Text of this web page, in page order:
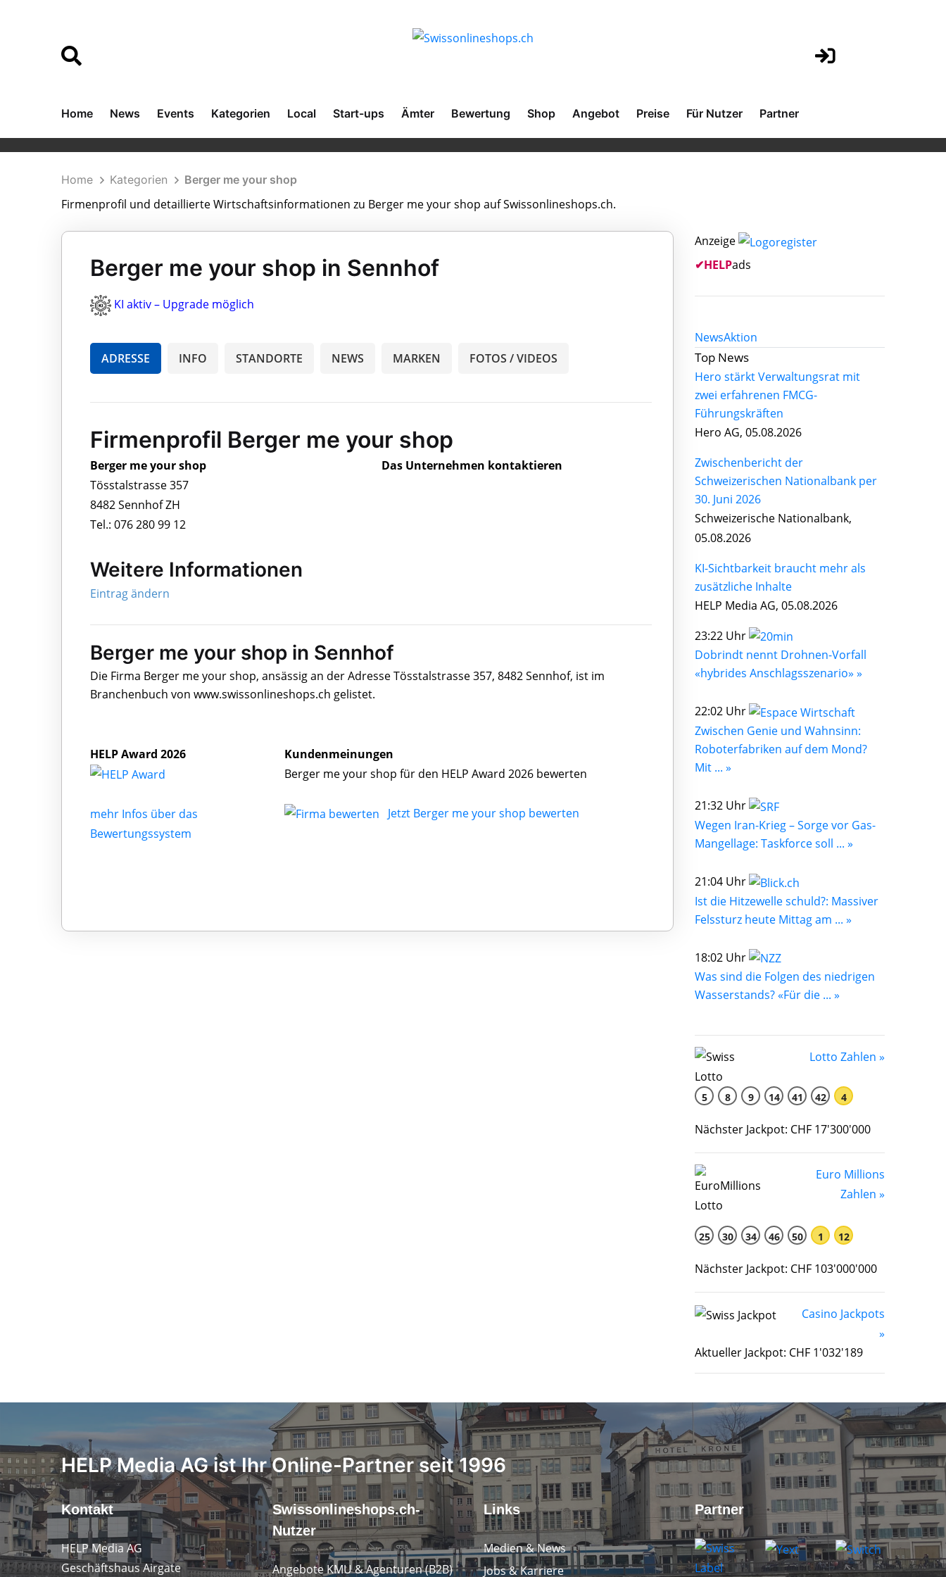
Home News Events Kategorien Local Start-ups Ämter Bewertung Shop Angebot Preise Für Nutzer Partner
Home Kategorien Berger me your shop
Firmenprofil und detaillierte Wirtschaftsinformationen zu Berger me your shop auf Swissonlineshops.ch.
Berger me your shop in Sennhof
KI aktiv – Upgrade möglich
ADRESSE INFO STANDORTE NEWS MARKEN FOTOS / VIDEOS
Firmenprofil Berger me your shop
Berger me your shop
Tösstalstrasse 357
8482 Sennhof ZH
Tel.: 076 280 99 12
Das Unternehmen kontaktieren
Weitere Informationen
Eintrag ändern
Berger me your shop in Sennhof
Die Firma Berger me your shop, ansässig an der Adresse Tösstalstrasse 357, 8482 Sennhof, ist im
Branchenbuch von www.swissonlineshops.ch gelistet.
HELP Award 2026
mehr Infos über das
Bewertungssystem
Kundenmeinungen
Berger me your shop für den HELP Award 2026 bewerten
Jetzt Berger me your shop bewerten
Anzeige
✔HELPads
NewsAktion
Top News
Hero stärkt Verwaltungsrat mit
zwei erfahrenen FMCG-
Führungskräften
Hero AG, 05.08.2026
Zwischenbericht der
Schweizerischen Nationalbank per
30. Juni 2026
Schweizerische Nationalbank,
05.08.2026
KI-Sichtbarkeit braucht mehr als
zusätzliche Inhalte
HELP Media AG, 05.08.2026
23:22 Uhr
Dobrindt nennt Drohnen-Vorfall
«hybrides Anschlagsszenario» »
22:02 Uhr
Zwischen Genie und Wahnsinn:
Roboterfabriken auf dem Mond?
Mit ... »
21:32 Uhr
Wegen Iran-Krieg – Sorge vor Gas-
Mangellage: Taskforce soll ... »
21:04 Uhr
Ist die Hitzewelle schuld?: Massiver
Felssturz heute Mittag am ... »
18:02 Uhr
Was sind die Folgen des niedrigen
Wasserstands? «Für die ... »
Lotto Zahlen »
5 8 9 14 41 42 4
Nächster Jackpot: CHF 17'300'000
Euro Millions
Zahlen »
25 30 34 46 50 1 12
Nächster Jackpot: CHF 103'000'000
Casino Jackpots
»
Aktueller Jackpot: CHF 1'032'189
HELP Media AG ist Ihr Online-Partner seit 1996
Kontakt
HELP Media AG
Geschäftshaus Airgate
Swissonlineshops.ch-
Nutzer
Angebote KMU & Agenturen (B2B)
Links
Medien & News
Jobs & Karriere
Partner